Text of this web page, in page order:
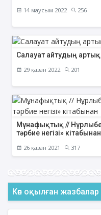
14 маусым 2022 256
Салауат айтудың
29 қазан 2022 201
Мұнафықтық //
тәрбие негізі» кітабынан
26 қазан 2021 317
Көп оқылған жазбалар